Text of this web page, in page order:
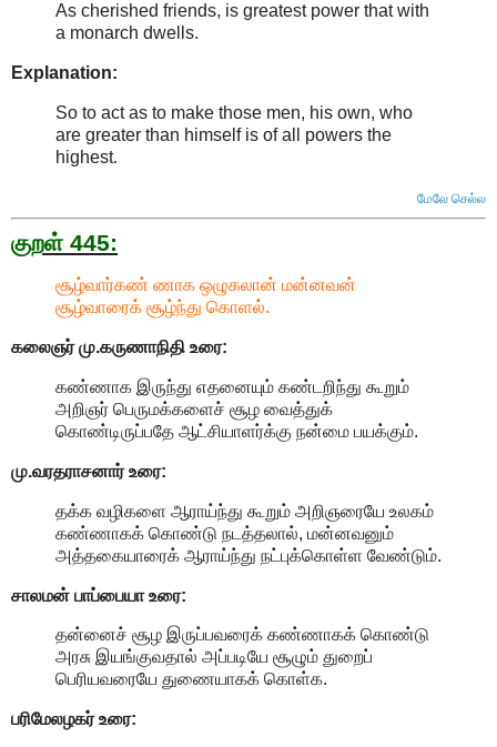
As cherished friends, is greatest power that with
a monarch dwells.
Explanation:
So to act as to make those men, his own, who
are greater than himself is of all powers the
highest.
மேலே செல்ல
குறள் 445:
சூழ்வார்கண் ணாக ஒழுகலான் மன்னவன்
சூழ்வாரைக் சூழ்ந்து கொளல்.
கலைஞர் மு.கருணாநிதி உரை:
கண்ணாக இருந்து எதனையும் கண்டறிந்து கூறும்
அறிஞர் பெருமக்களைச் சூழ வைத்துக்
கொண்டிருப்பதே ஆட்சியாளர்க்கு நன்மை பயக்கும்.
மு.வரதராசனார்உரை:
தக்க வழிகளை ஆராய்ந்து கூறும் அறிஞரையே உலகம்
கண்ணாகக் கொண்டு நடத்தலால், மன்னவனும்
அத்தகையாரைக் ஆராய்ந்து நட்புக்கொள்ள வேண்டும்.
சாலமன் பாப்பையா உரை:
தன்னைச் சூழ இருப்பவரைக் கண்ணாகக் கொண்டு
அரசு இயங்குவதால் அப்படியே சூழும் துறைப்
பெரியவரையே துணையாகக் கொள்க.
பரிமேலழகர் உரை: